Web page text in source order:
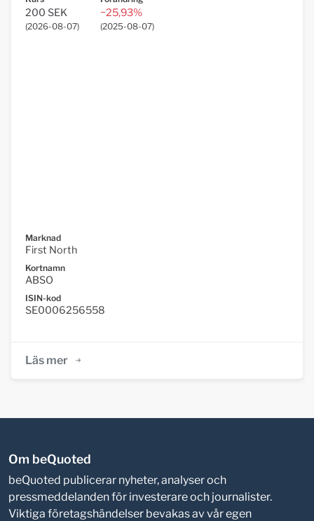
200 SEK
(2026-08-07)
−25,93%
(2025-08-07)
Marknad
First North
Kortnamn
ABSO
ISIN-kod
SE0006256558
Läs mer
Om beQuoted
beQuoted publicerar nyheter, analyser och
pressmeddelanden för investerare och journalister.
Viktiga företagshändelser bevakas av vår egen